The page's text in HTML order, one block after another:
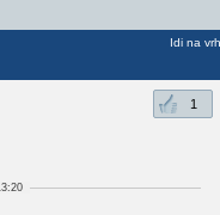
Idi na vrh
1